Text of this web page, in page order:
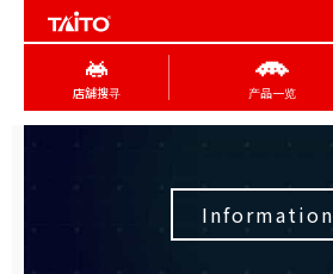
店舖搜寻 产品一览
Information